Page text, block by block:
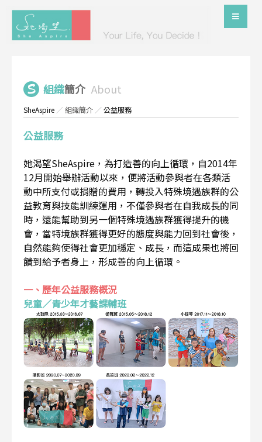
組織簡介 About
SheAspire ／組織簡介 ／公益服務
公益服務
她渴望SheAspire，為打造善的向上循環，自2014年
12月開始舉辦活動以來，便將活動參與者在各類活
動中所支付或捐贈的費用，轉投入特殊境遇族群的公
益教育與技能訓練運用，不僅參與者在自我成長的同
時，還能幫助到另一個特殊境遇族群獲得提升的機
會，當特境族群獲得更好的態度與能力回到社會後，
自然能夠使得社會更加穩定、成長，而這成果也將回
饋到給予者身上，形成善的向上循環。
一、歷年公益服務概況
兒童／青少年才藝課輔班